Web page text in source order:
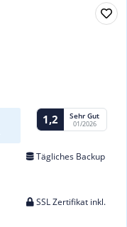
1,2 Sehr Gut
01/2026
Tägliches Backup
SSL Zertifikat inkl.